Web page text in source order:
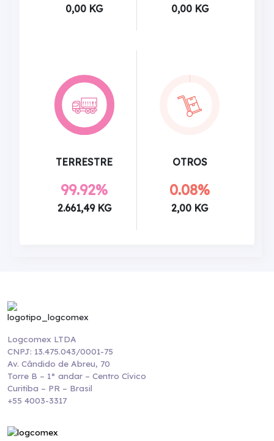
0,00 KG 0,00 KG
TERRESTRE
99.92%
2.661,49 KG
OTROS
0.08%
2,00 KG
Logcomex LTDA
CNPJ: 13.475.043/0001-75
Av. Cândido de Abreu, 70
Torre B – 1° andar – Centro Cívico
Curitiba – PR – Brasil
+55 4003-3317